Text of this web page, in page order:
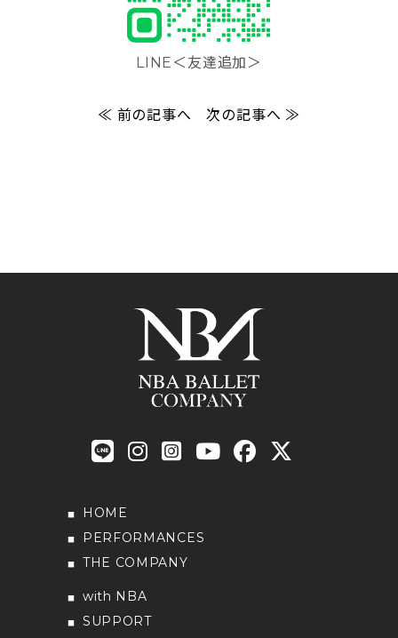
LINE＜友達追加＞
≪ 前の記事へ 次の記事へ ≫
HOME
PERFORMANCES
THE COMPANY
with NBA
SUPPORT